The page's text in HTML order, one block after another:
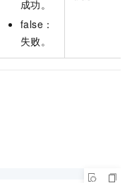
成功。
false：
失败。